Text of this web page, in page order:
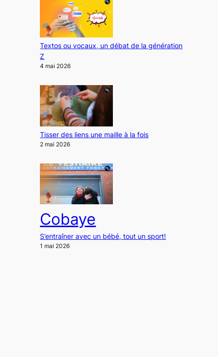
Textos ou vocaux, un débat de la génération
Z
4 mai 2026
Tisser des liens une maille à la fois
2 mai 2026
Cobaye
S’entraîner avec un bébé, tout un sport!
1 mai 2026